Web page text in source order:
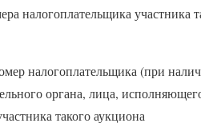
налогоплательщика участника
налогоплательщика (при
органа, лица,
такого аукциона